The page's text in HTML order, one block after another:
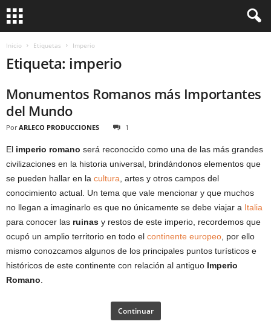
Inicio Etiquetas Imperio
Etiqueta: imperio
Monumentos Romanos más Importantes
del Mundo
Por ARLECO PRODUCCIONES 1
El imperio romano será reconocido como una de las más grandes
civilizaciones en la historia universal, brindándonos elementos que
se pueden hallar en la cultura , artes y otros campos del
conocimiento actual. Un tema que vale mencionar y que muchos
no llegan a imaginarlo es que no únicamente se debe viajar a Italia
para conocer las ruinas y restos de este imperio, recordemos que
ocupó un amplio territorio en todo el continente europeo , por ello
mismo conozcamos algunos de los principales puntos turísticos e
históricos de este continente con relación al antiguo Imperio
Romano
Continuar